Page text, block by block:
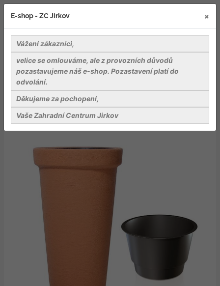
Záhradnické potřeby
Plastové květináče a podmisky
Květináč CLASSIC TOWER cihla 40cm
E-shop - ZC Jirkov ×
Vážení zákazníci,
velice se omlouváme, ale z provozních důvodů
pozastavujeme náš e-shop. Pozastavení platí do
odvolání.
Děkujeme za pochopení,
Vaše Zahradní Centrum Jirkov